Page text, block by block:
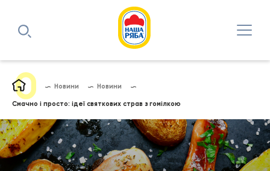
Новини Новини
Смачно і просто: ідеї святкових страв з гомілкою